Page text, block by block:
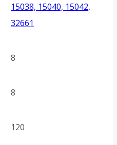
15038, 15040, 15042,
32661
8
8
120